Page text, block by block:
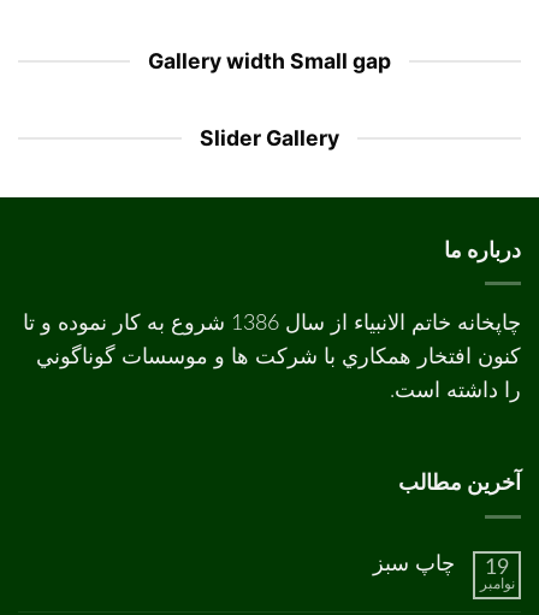
Gallery width Small gap
Slider Gallery
درباره ما
چاپخانه خاتم الانبیاء از سال 1386 شروع به کار نموده و تا
کنون افتخار همکاري با شرکت ها و موسسات گوناگوني
را داشته است.
آخرین مطالب
19
نوامبر
چاپ سبز